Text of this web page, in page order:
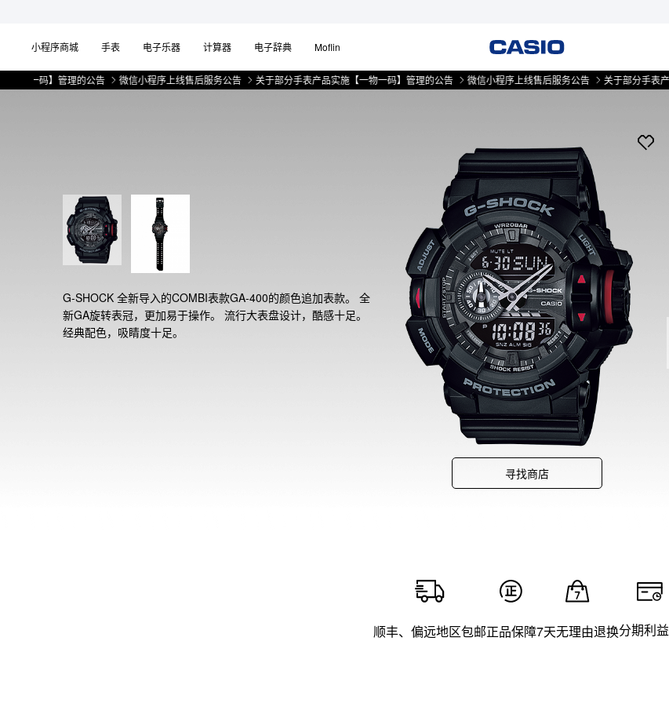
小程序商城 手表 电子乐器 计算器 电子辞典 Moflin
一码】管理的公告 微信小程序上线售后服务公告 关于部分手表产品实施【一物一码】管理的公告 微信小程序上线售后服务公告 关于部分手表产品
G-SHOCK 全新导入的COMBI表款GA-400的颜色追加表款。 全
新GA旋转表冠，更加易于操作。 流行大表盘设计，酷感十足。
经典配色，吸睛度十足。
寻找商店
顺丰、偏远地区包邮正品保障7天无理由退换分期利